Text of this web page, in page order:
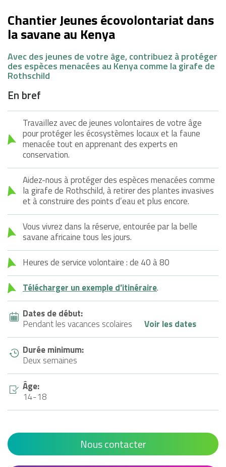
Chantier Jeunes écovolontariat dans
la savane au Kenya
Avec des jeunes de votre âge, contribuez à protéger
des espèces menacées au Kenya comme la girafe de
Rothschild
En bref
Travaillez avec de jeunes volontaires de votre âge
pour protéger les écosystèmes locaux et la faune
menacée tout en apprenant des experts en
conservation.
Aidez-nous à protéger des espèces menacées comme
la girafe de Rothschild, à retirer des plantes invasives
et à construire des points d’eau et plus encore.
Vous vivrez dans la réserve, entourée par la belle
savane africaine tous les jours.
Heures de service volontaire : de 40 à 80
Télécharger un exemple d'itinéraire.
Dates de début:
Pendant les vacances scolaires
Voir les dates
Durée minimum:
Deux semaines
Âge:
14-18
Nous contacter